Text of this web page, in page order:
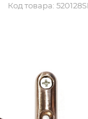
Код товара: